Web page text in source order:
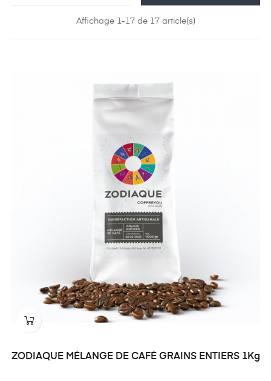
Affichage 1-17 de 17 article(s)
ZODIAQUE MÉLANGE DE CAFÉ GRAINS ENTIERS 1Kg